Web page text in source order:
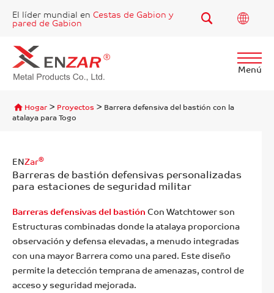
El líder mundial en Cestas de Gabion y
pared de Gabion
Menú
Hogar> Proyectos > Barrera defensiva del bastión con la
atalaya para Togo
ENZar®
Barreras de bastión defensivas personalizadas
para estaciones de seguridad militar
Barreras defensivas del bastiónCon Watchtower son
Estructuras combinadas donde la atalaya proporciona
observación y defensa elevadas, a menudo integradas
con una mayor Barrera como una pared. Este diseño
permite la detección temprana de amenazas, control de
acceso y seguridad mejorada.